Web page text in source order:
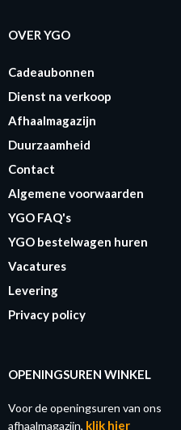
OVER YGO
Cadeaubonnen
Dienst na verkoop
Afhaalmagazijn
Duurzaamheid
Contact
Algemene voorwaarden
YGO FAQ's
YGO bestelwagen huren
Vacatures
Levering
Privacy policy
OPENINGSUREN WINKEL
Voor de openingsuren van ons
afhaalmagazijn, klik hier